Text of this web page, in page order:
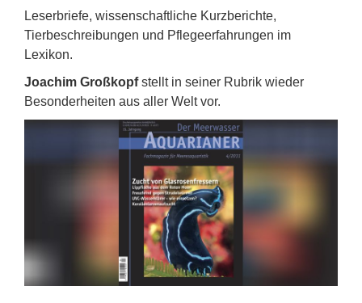
Leserbriefe, wissenschaftliche Kurzberichte,
Tierbeschreibungen und Pflegeerfahrungen im
Lexikon.
Joachim Großkopfstellt in seiner Rubrik wieder
Besonderheiten aus aller Welt vor.